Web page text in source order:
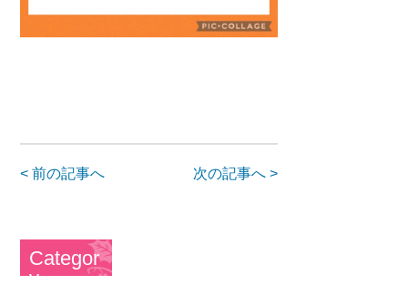
< 前の記事へ 次の記事へ >
Categor
y